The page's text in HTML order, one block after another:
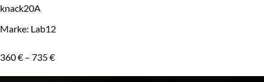
knack20A
Marke: Lab12
360€ – 735€